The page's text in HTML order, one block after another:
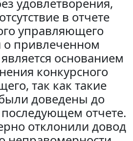
удовлетворения,
в отчете
управляющего
о привлеченном
основанием
конкурсного
так как такие
доведены до
отчете.
отклонили довод